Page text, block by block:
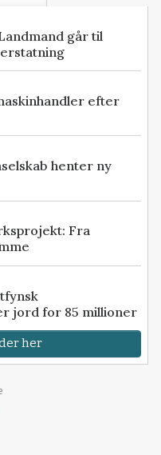
går til
efter
henter ny
Fra
jord for 85 millioner
her